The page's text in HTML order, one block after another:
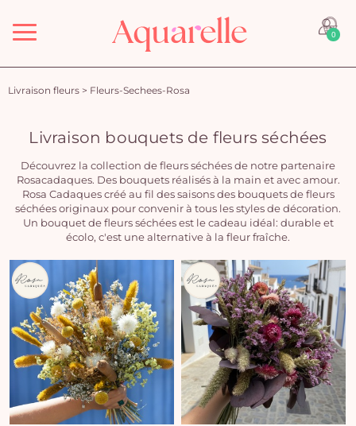
Menu 0
Livraison fleurs > Fleurs-Sechees-Rosa
Livraison bouquets de fleurs séchées
Découvrez la collection de fleurs séchées de notre partenaire
Rosacadaques. Des bouquets réalisés à la main et avec amour.
Rosa Cadaques créé au fil des saisons des bouquets de fleurs
séchées originaux pour convenir à tous les styles de décoration.
Un bouquet de fleurs séchées est le cadeau idéal: durable et
écolo, c'est une alternative à la fleur fraîche.